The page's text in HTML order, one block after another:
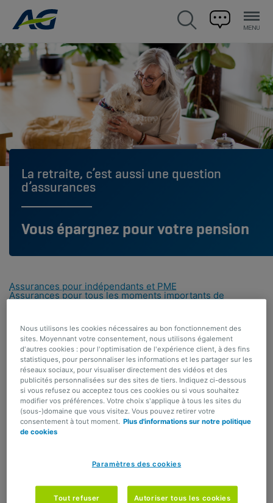
La retraite, c’est aussi une question
d’assurances
Vous épargnez pour votre pension
Assurances pour indépendants et PME
Assurances pour tous les moments importants de
PARTAGER
Un business qui tourne ? Check ! Des clients
satisfaits ? Check ! Un business plan qui tient la
route ? Check !
Et votre pension ? Si pour vous, la réponse est
constitution de pension.
Nous utilisons les cookies nécessaires au bon fonctionnement des
sites. Moyennant votre consentement, nous utilisons également
d'autres cookies : pour l'optimisation de l'expérience client, à des fins
statistiques, pour personnaliser les informations et les partager sur les
réseaux sociaux, pour visualiser directement des vidéos et des
publicités personnalisées sur des sites de tiers. Indiquez ci-dessous
si vous refusez ou acceptez tous ces cookies ou si vous souhaitez
modifier vos préférences. Votre choix s'applique à tous les sites du
(sous-)domaine que vous visitez. Vous pouvez retirer votre
consentement à tout moment. Plus d'informations sur notre politique
de cookies
Paramètres des cookies
Tout refuser Autoriser tous les cookies